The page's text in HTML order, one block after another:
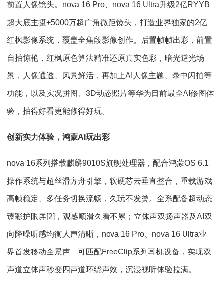
前置人像镜头。nova 16 Pro、nova 16 Ultra升级2亿RYYB
超大底主摄+5000万超广角微距镜头，打造业界独家的2亿
红枫影像系统，覆盖全焦段影像创作。后置帧帧出彩，前置
自拍惊艳，红枫原色算法精准还原真实色彩，暗光逆光场
景，人像通透、风景鲜活，再加上AI人像主题、录中闪拍等
功能，以及实况拼图、3D动态照片等华为目前最全AI修图体
验，拍得好看更能修得好玩。
创新实力体验，鸿蒙AI玩出彩
nova 16系列搭载麒麟9010S旗舰处理器，配合鸿蒙OS 6.1
操作系统与超丝滑方舟引擎，软硬芯云垂直整合，重载游戏
高帧稳定、多任务切换流畅，久玩不发烫。全系配备超动态
臻彩护眼屏[2]，观感顺滑久看不累；立体声双扬声器及AI双
向降噪听感均衡人声清晰，nova 16 Pro、nova 16 Ultra业
界首发移动全景声，可匹配FreeClip系列耳机设备，实现双
声道立体声秒变四声道环绕声效，沉浸视听体验拉满。